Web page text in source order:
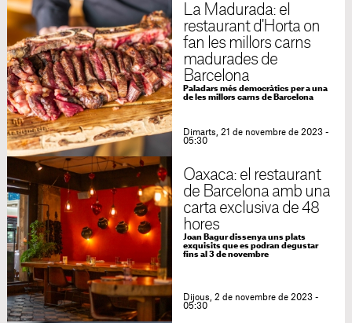
La Madurada: el
restaurant d'Horta on
fan les millors carns
madurades de
Barcelona
Paladars més democràtics per a una
de les millors carns de Barcelona
Dimarts, 21 de novembre de 2023 -
05:30
Oaxaca: el restaurant
de Barcelona amb una
carta exclusiva de 48
hores
Joan Bagur dissenya uns plats
exquisits que es podran degustar
fins al 3 de novembre
Dijous, 2 de novembre de 2023 -
05:30